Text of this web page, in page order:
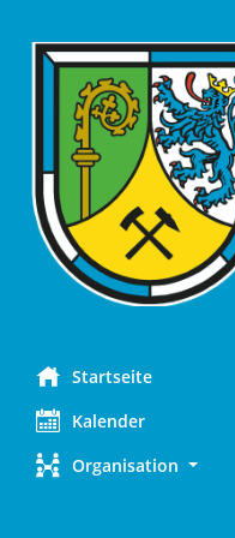
Startseite
Kalender
Organisation